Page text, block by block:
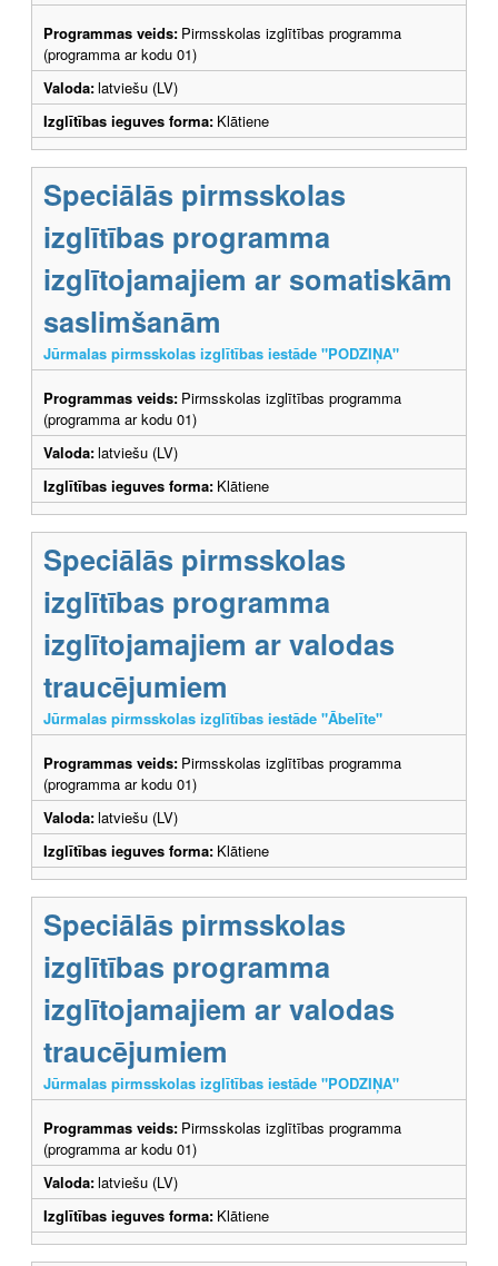
Programmas veids: Pirmsskolas izglītības programma
(programma ar kodu 01)
Valoda:latviešu (LV)
Izglītības ieguves forma: Klātiene
Speciālās pirmsskolas
izglītības programma
izglītojamajiem ar somatiskām
saslimšanām
Jūrmalas pirmsskolas izglītības iestāde "PODZIŅA"
Programmas veids: Pirmsskolas izglītības programma
(programma ar kodu 01)
Valoda:latviešu (LV)
Izglītības ieguves forma: Klātiene
Speciālās pirmsskolas
izglītības programma
izglītojamajiem ar valodas
traucējumiem
Jūrmalas pirmsskolas izglītības iestāde "Ābelīte"
Programmas veids: Pirmsskolas izglītības programma
(programma ar kodu 01)
Valoda:latviešu (LV)
Izglītības ieguves forma: Klātiene
Speciālās pirmsskolas
izglītības programma
izglītojamajiem ar valodas
traucējumiem
Jūrmalas pirmsskolas izglītības iestāde "PODZIŅA"
Programmas veids: Pirmsskolas izglītības programma
(programma ar kodu 01)
Valoda:latviešu (LV)
Izglītības ieguves forma: Klātiene